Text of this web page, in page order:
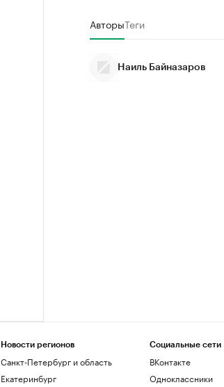
АвторыТеги
Наиль Байназаров
Новости регионов
Санкт-Петербург и область
Екатеринбург
Социальные сети
ВКонтакте
Одноклассники